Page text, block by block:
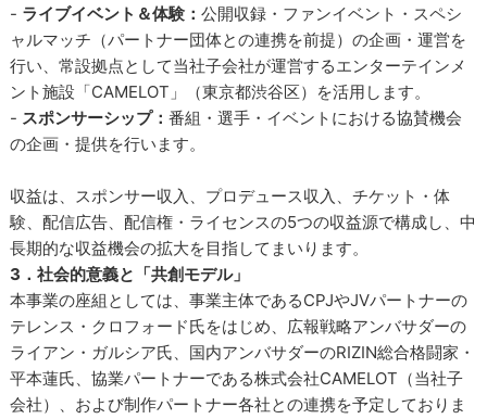
- ライブイベント＆体験：公開収録・ファンイベント・スペシ
ャルマッチ（パートナー団体との連携を前提）の企画・運営を
行い、常設拠点として当社子会社が運営するエンターテインメ
ント施設「CAMELOT」（東京都渋谷区）を活用します。
- スポンサーシップ：番組・選手・イベントにおける協賛機会
の企画・提供を行います。
収益は、スポンサー収入、プロデュース収入、チケット・体
験、配信広告、配信権・ライセンスの5つの収益源で構成し、中
長期的な収益機会の拡大を目指してまいります。
3．社会的意義と「共創モデル」
本事業の座組としては、事業主体であるCPJやJVパートナーの
テレンス・クロフォード氏をはじめ、広報戦略アンバサダーの
ライアン・ガルシア氏、国内アンバサダーのRIZIN総合格闘家・
平本蓮氏、協業パートナーである株式会社CAMELOT（当社子
会社）、および制作パートナー各社との連携を予定しておりま